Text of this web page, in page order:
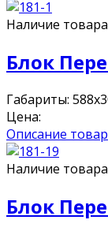
Наличие
Блок
Габариты:
Цена:
Описание
Наличие
Блок